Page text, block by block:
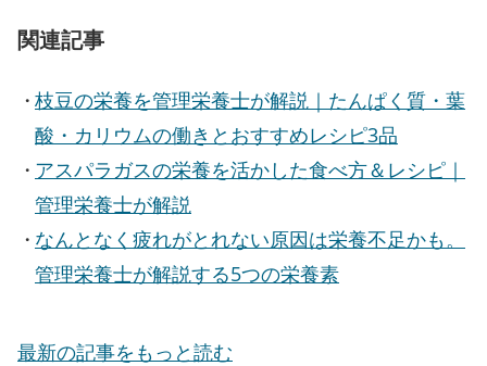
関連記事
枝豆の栄養を管理栄養士が解説｜たんぱく質・葉
酸・カリウムの働きとおすすめレシピ3品
アスパラガスの栄養を活かした食べ方＆レシピ｜
管理栄養士が解説
なんとなく疲れがとれない原因は栄養不足かも。
管理栄養士が解説する5つの栄養素
最新の記事をもっと読む